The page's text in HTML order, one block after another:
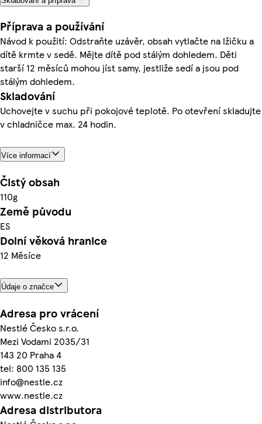
Příprava a používání
Návod k použití: Odstraňte uzávěr, obsah vytlačte na lžičku a
dítě krmte v sedě. Mějte dítě pod stálým dohledem. Děti
starší 12 měsíců mohou jíst samy, jestliže sedí a jsou pod
stálým dohledem.
Skladování
Uchovejte v suchu při pokojové teplotě. Po otevření skladujte
v chladničce max. 24 hodin.
Více informací
Čistý obsah
110g
Země původu
ES
Dolní věková hranice
12 Měsíce
Údaje o značce
Adresa pro vrácení
Nestlé Česko s.r.o.
Mezi Vodami 2035/31
143 20 Praha 4
tel: 800 135 135
info@nestle.cz
www.nestle.cz
Adresa distributora